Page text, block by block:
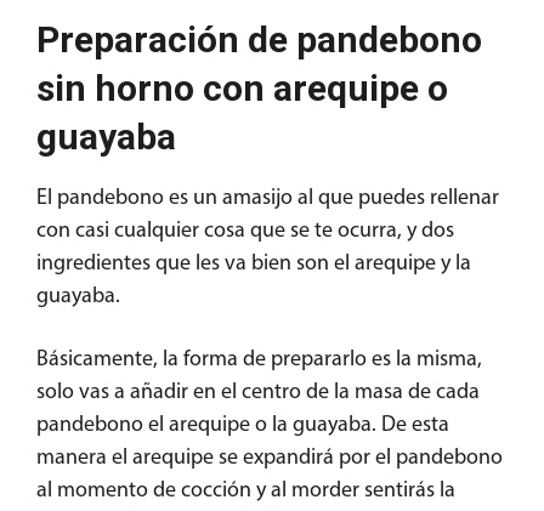
Preparación de pandebono
sin horno con arequipe o
guayaba
El pandebono es un amasijo al que puedes rellenar
con casi cualquier cosa que se te ocurra, y dos
ingredientes que les va bien son el arequipe y la
guayaba.
Básicamente, la forma de prepararlo es la misma,
solo vas a añadir en el centro de la masa de cada
pandebono el arequipe o la guayaba. De esta
manera el arequipe se expandirá por el pandebono
al momento de cocción y al morder sentirás la